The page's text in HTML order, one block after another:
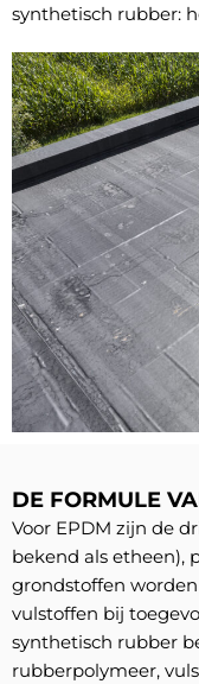
synthetisch rubber:
DE FORMULE
Voor EPDM zijn de
bekend als etheen),
grondstoffen
vulstoffen bij
synthetisch rubber
rubberpolymeer,